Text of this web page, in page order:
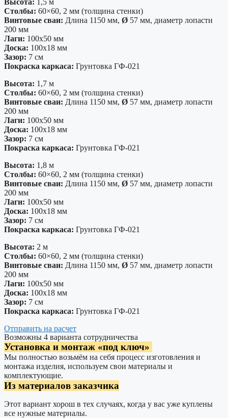
Высота: 1,5 м
Столбы: 60×60, 2 мм (толщина стенки)
Винтовые сваи: Длина 1150 мм, Ø 57 мм, диаметр лопасти
200 мм
Лаги: 100х50 мм
Доска: 100х18 мм
Зазор: 7 см
Покраска каркаса: Грунтовка ГФ-021
Высота: 1,7 м
Столбы: 60×60, 2 мм (толщина стенки)
Винтовые сваи: Длина 1150 мм, Ø 57 мм, диаметр лопасти
200 мм
Лаги: 100х50 мм
Доска: 100х18 мм
Зазор: 7 см
Покраска каркаса: Грунтовка ГФ-021
Высота: 1,8 м
Столбы: 60×60, 2 мм (толщина стенки)
Винтовые сваи: Длина 1150 мм, Ø 57 мм, диаметр лопасти
200 мм
Лаги: 100х50 мм
Доска: 100х18 мм
Зазор: 7 см
Покраска каркаса: Грунтовка ГФ-021
Высота: 2 м
Столбы: 60×60, 2 мм (толщина стенки)
Винтовые сваи: Длина 1150 мм, Ø 57 мм, диаметр лопасти
200 мм
Лаги: 100х50 мм
Доска: 100х18 мм
Зазор: 7 см
Покраска каркаса: Грунтовка ГФ-021
Отправить на расчет
Возможны 4 варианта сотрудничества
Установка и монтаж «под ключ»
Мы полностью возьмём на себя процесс изготовления и
монтажа изделия, используем свои материалы и
комплектующие.
Из материалов заказчика
Этот вариант хорош в тех случаях, когда у вас уже куплены
все нужные материалы.